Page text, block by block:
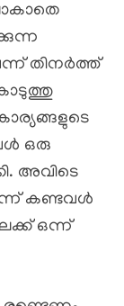
തിനർത്ത്
ഒരു
അവിടെ
കണ്ടവൾ
ഒന്ന്